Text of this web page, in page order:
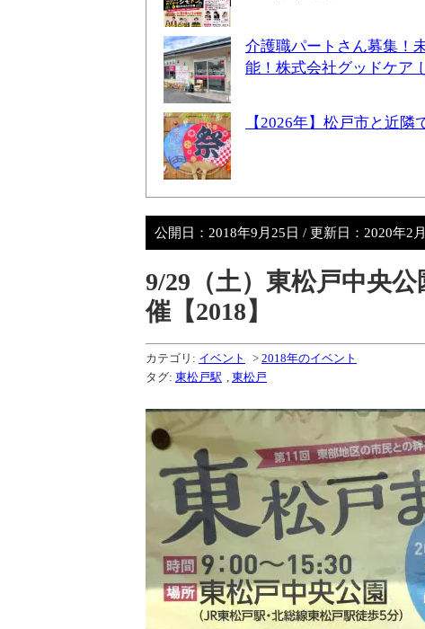
介護職パートさん募集！
能！株式会社グッドケア
【2026年】松戸市と近
公開日： 2018年9月25日 / 更新日： 2020年2
9/29（土）東松戸中央
催【2018】
カテゴリ: イベント > 2018年のイベント
タグ: 東松戸駅 東松戸